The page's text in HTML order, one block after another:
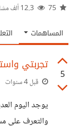
المساهمات
5
تجربتي
قبل 4 سنوات
يوجد اليوم
والتعرف على